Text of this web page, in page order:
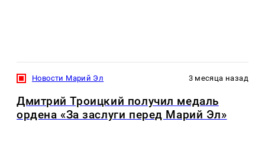
Новости Марий Эл 3 месяца назад
Дмитрий Троицкий получил медаль
ордена «За заслуги перед Марий Эл»